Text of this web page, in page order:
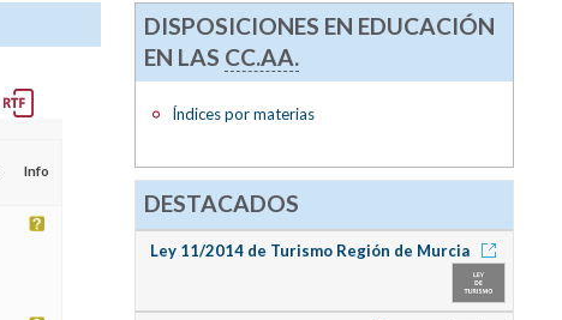
Info
DISPOSICIONES EN EDUCACIÓN
EN LAS CC.AA.
Índices por materias
DESTACADOS
Ley 11/2014 de Turismo Región de Murcia